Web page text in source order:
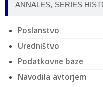
ANNALES, SERIES
Poslanstvo
Uredništvo
Podatkovne baze
Navodila avtorjem